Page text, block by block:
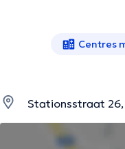
Centres
Stationsstraat